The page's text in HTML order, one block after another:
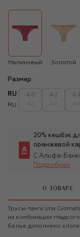
Малиновый Золотой
Размер
RU
RU
20% кешбэк
оранжевой
С Альфа-
Подробнее
О ТОВАРЕ
Трусы-танга Una
из комбинации
белье дополнено